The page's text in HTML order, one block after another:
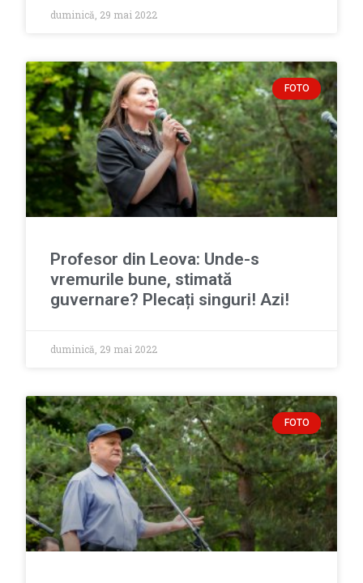
duminică, 29 mai 2022
FOTO
Profesor din Leova: Unde-s
vremurile bune, stimată
guvernare? Plecați singuri! Azi!
duminică, 29 mai 2022
FOTO